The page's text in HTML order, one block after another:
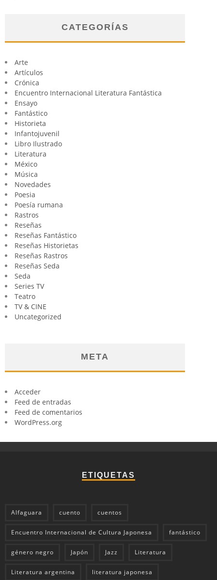
CATEGORÍAS
Arte
Artículos
Crónica
Encuentro Internacional Literatura Fantástica
Ensayo
Fantástico
Historieta
Infantojuvenil
Libro Ilustrado
Literatura
México
Música
Novedades
Poesia
Poesía rumana
Rastros
Reseñas
Reseñas Fantástico
Reseñas Historietas
Reseñas Rastros
Reseñas Seda
Seda
Series TV
Teatro
TV & CINE
Uncategorized
META
Acceder
Feed de entradas
Feed de comentarios
WordPress.org
ETIQUETAS
Alfaguara cuento cuentos
Encuentro Internacional de Cultura Japonesa fantástico
género negro Japón Jazz Literatura
Literatura argentina literatura japonesa